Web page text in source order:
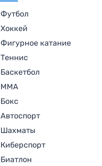
Футбол
Хоккей
Фигурное катание
Теннис
Баскетбол
MMA
Бокс
Автоспорт
Шахматы
Киберспорт
Биатлон